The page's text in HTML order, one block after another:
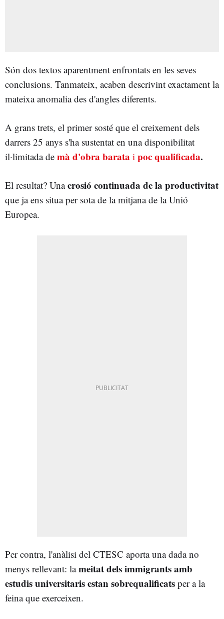
Són dos textos aparentment enfrontats en les seves
conclusions. Tanmateix, acaben descrivint exactament la
mateixa anomalia des d'angles diferents.
A grans trets, el primer sosté que el creixement dels
darrers 25 anys s'ha sustentat en una disponibilitat
il·limitada de mà d'obra barata i poc qualificada.
El resultat? Unaerosió continuada de la productivitat
que ja ens situa per sota de la mitjana de la Unió
Europea.
Per contra, l'anàlisi del CTESC aporta una dada no
menys rellevant: lameitat dels immigrants amb
estudis universitaris estan sobrequalificats per a la
feina que exerceixen.